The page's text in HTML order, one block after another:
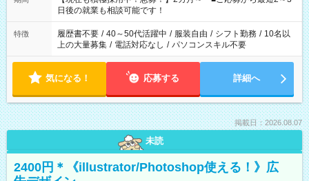
の方へ 今ご覧のお仕事で希望する勤務時間と、もう1つのお仕事
の勤務時間。 合計で週40時間を超える場合は応募できません。
日後の就業も相談可能です！
特徴 履歴書不要 / 40～50代活躍中 / 服装自由 / シフト勤務 / 10名以
上の大量募集 / 電話対応なし / パソコンスキル不要
気になる！ 応募する 詳細へ
掲載日：2026.08.07
未読
2400円＊《illustrator/Photoshop使える！》広